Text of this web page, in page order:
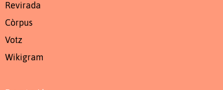
Revirada
Còrpus
Votz
Wikigram